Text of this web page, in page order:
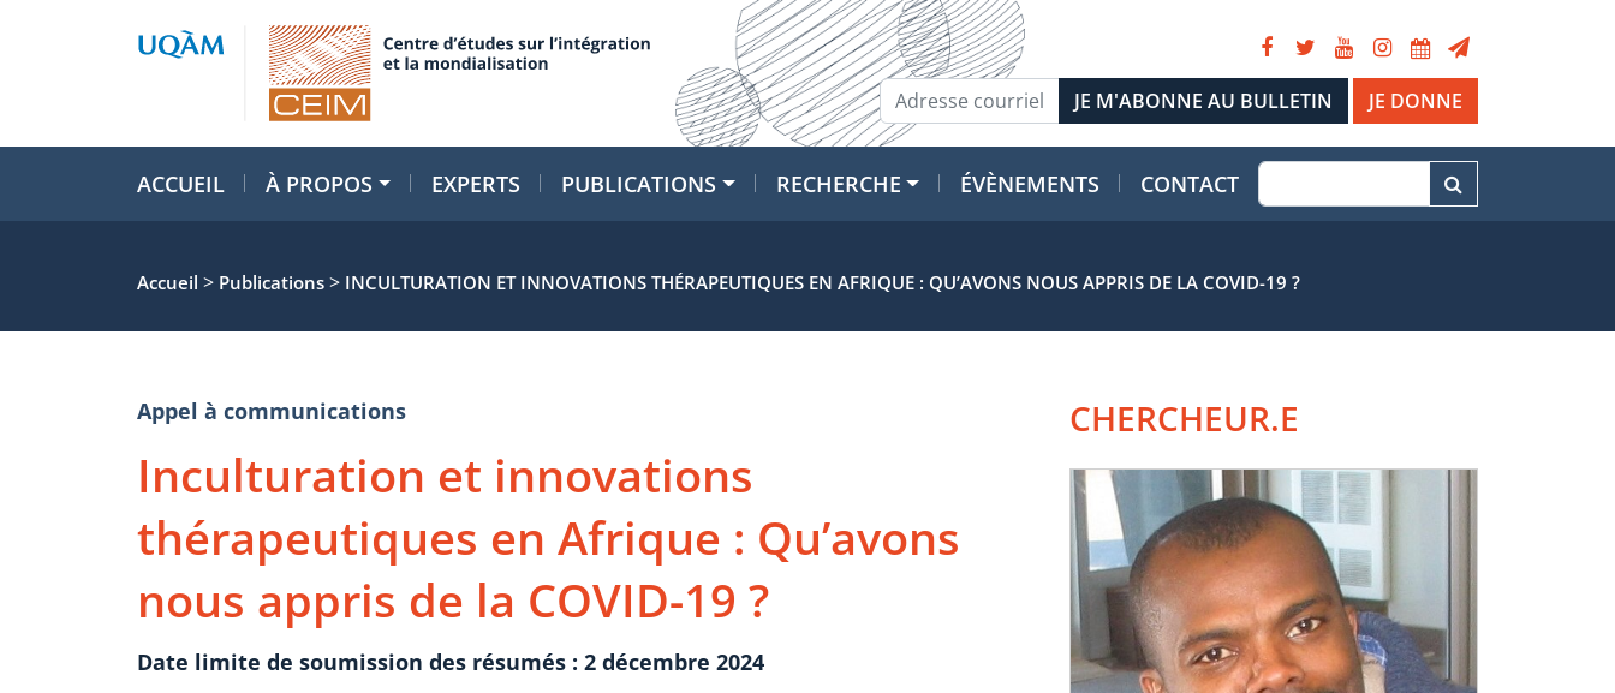
JE DONNE
ACCUEIL À PROPOS EXPERTS PUBLICATIONS RECHERCHE ÉVÈNEMENTS CONTACT
Accueil > Publications > INCULTURATION ET INNOVATIONS THÉRAPEUTIQUES EN AFRIQUE : QU’AVONS NOUS APPRIS DE LA COVID-19 ?
Appel à communications
Inculturation et innovations
thérapeutiques en Afrique : Qu’avons
nous appris de la COVID-19 ?
Date limite de soumission des résumés : 2 décembre 2024
CHERCHEUR.E